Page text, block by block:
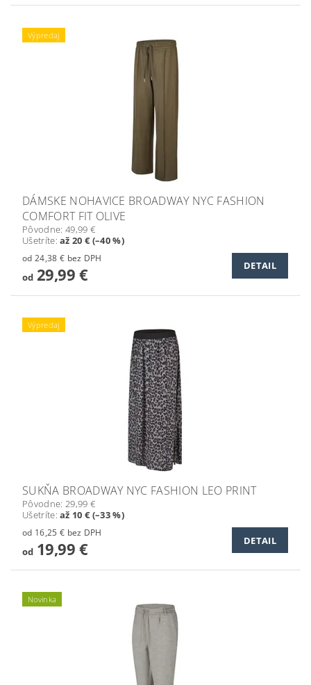
Výpredaj
DÁMSKE NOHAVICE BROADWAY NYC FASHION
COMFORT FIT OLIVE
Pôvodne: 49,99 €
Ušetríte:až 20 € (–40 %)
od 24,38 € bez DPH
od29,99 € DETAIL
Výpredaj
SUKŇA BROADWAY NYC FASHION LEO PRINT
Pôvodne: 29,99 €
Ušetríte:až 10 € (–33 %)
od 16,25 € bez DPH
od19,99 € DETAIL
Novinka